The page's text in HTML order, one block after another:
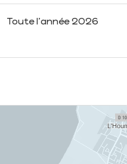
Toute l'année 2026